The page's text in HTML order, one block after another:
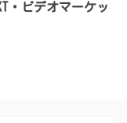
・ビデオマーケッ